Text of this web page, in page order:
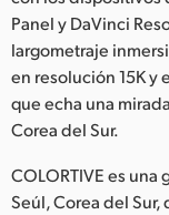
Malaysia
Netherlands
New Zealand
Norway
Panel y DaVinci
largometraje
en resolución 15K y
que echa una
Corea del Sur.
COLORTIVE es
Seúl, Corea del